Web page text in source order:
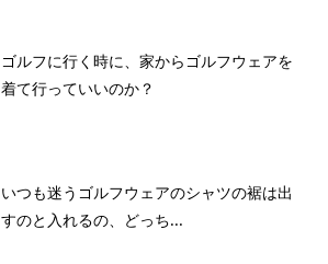
ゴルフに行く時に、家からゴルフウェアを
着て行っていいのか？
いつも迷うゴルフウェアのシャツの裾は出
すのと入れるの、どっち...